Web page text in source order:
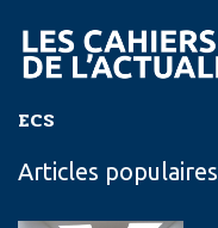
ECS
Articles populaires